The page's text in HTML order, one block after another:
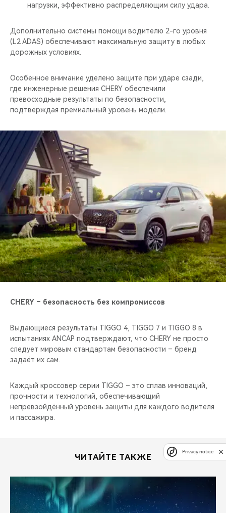
нагрузки, эффективно распределяющим силу удара.
Дополнительно системы помощи водителю 2-го уровня
(L2 ADAS) обеспечивают максимальную защиту в любых
дорожных условиях.
Особенное внимание уделено защите при ударе сзади,
где инженерные решения CHERY обеспечили
превосходные результаты по безопасности,
подтверждая премиальный уровень модели.
CHERY – безопасность без компромиссов
Выдающиеся результаты TIGGO 4, TIGGO 7 и TIGGO 8 в
испытаниях ANCAP подтверждают, что CHERY не просто
следует мировым стандартам безопасности – бренд
задаёт их сам.
Каждый кроссовер серии TIGGO – это сплав инноваций,
прочности и технологий, обеспечивающий
непревзойдённый уровень защиты для каждого водителя
и пассажира.
ЧИТАЙТЕ ТАКЖЕ
Privacy notice